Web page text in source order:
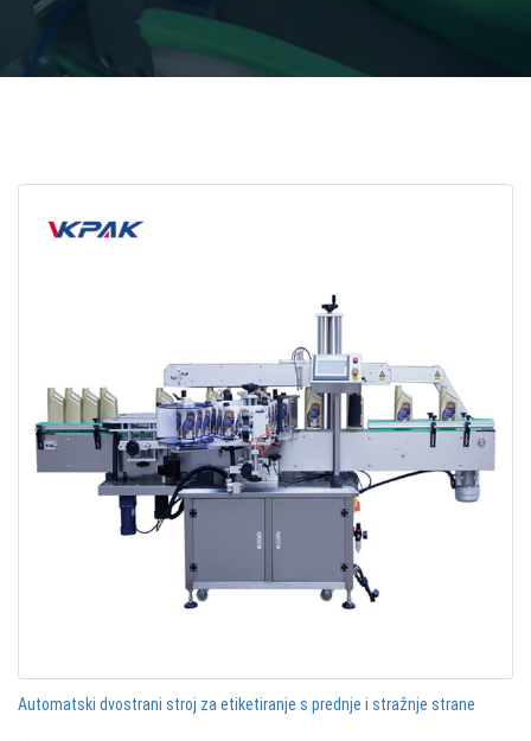
Automatski dvostrani stroj za etiketiranje s prednje i stražnje strane